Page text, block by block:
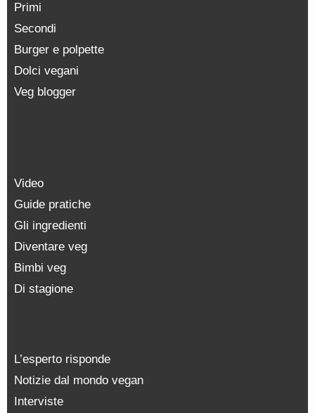
Primi
Secondi
Burger e polpette
Dolci vegani
Veg blogger
Video
Guide pratiche
Gli ingredienti
Diventare veg
Bimbi veg
Di stagione
L’esperto risponde
Notizie dal mondo vegan
Interviste